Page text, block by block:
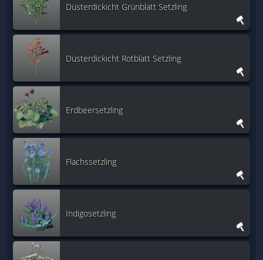
Düsterdickicht Grünblatt Setzling
Düsterdickicht Rotblatt Setzling
Erdbeersetzling
Flachssetzling
Indigosetzling